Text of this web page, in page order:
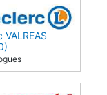
VALREAS